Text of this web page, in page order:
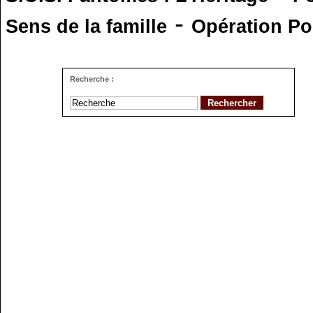
Sens de la famille - Opération
Recherche :